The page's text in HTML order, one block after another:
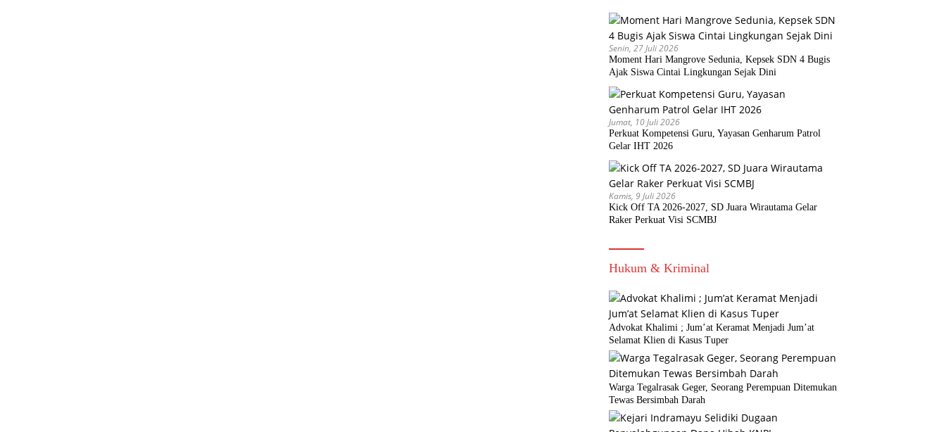
Senin, 27 Juli 2026
Moment Hari Mangrove Sedunia, Kepsek SDN 4 Bugis
Ajak Siswa Cintai Lingkungan Sejak Dini
Jumat, 10 Juli 2026
Perkuat Kompetensi Guru, Yayasan Genharum Patrol
Gelar IHT 2026
Kamis, 9 Juli 2026
Kick Off TA 2026-2027, SD Juara Wirautama Gelar
Raker Perkuat Visi SCMBJ
Hukum & Kriminal
Advokat Khalimi ; Jum’at Keramat Menjadi Jum’at
Selamat Klien di Kasus Tuper
Warga Tegalrasak Geger, Seorang Perempuan Ditemukan
Tewas Bersimbah Darah